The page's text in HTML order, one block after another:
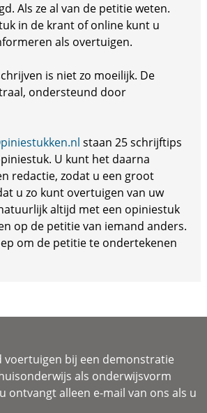
Als ze al van de petitie weten.
in de krant of online kunt u
als overtuigen.
is niet zo moeilijk. De
ondersteund door
staan 25 schrijftips
U kunt het daarna
redactie, zodat u een groot
u zo kunt overtuigen van uw
altijd met een opiniestuk
op de petitie van iemand anders.
om de petitie te ondertekenen
voertuigen bij een demonstratie
als onderwijsvorm
ontvangt alleen e-mail van ons als u